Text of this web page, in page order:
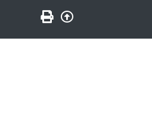
Seite drucken
Zurück nach